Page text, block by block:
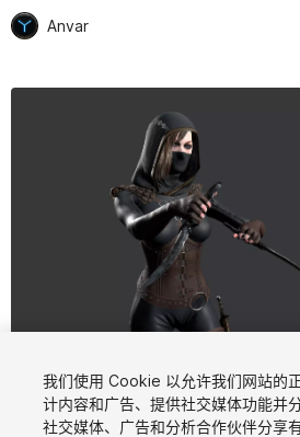
Anvar
1/16
我们使用 Cookie 以允许我们网站的
计内容和广告、提供社交媒体功能并
社交媒体、广告和分析合作伙伴分享